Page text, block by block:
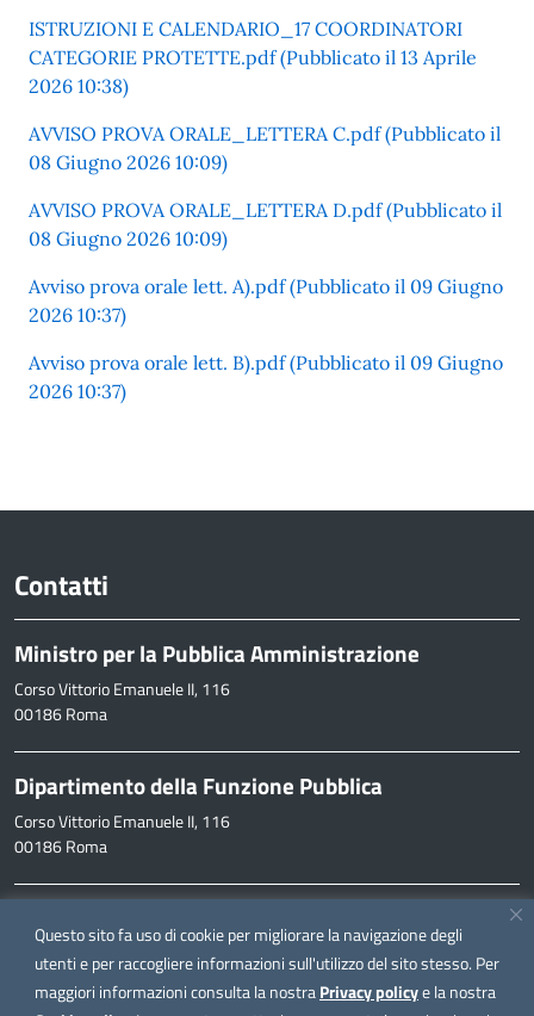
Questo sito fa uso di cookie per migliorare la navigazione degli
utenti e per raccogliere informazioni sull'utilizzo del sito stesso. Per
maggiori informazioni consulta la nostraPrivacy policye la nostra
ISTRUZIONI E CALENDARIO_17 COORDINATORI
CATEGORIE PROTETTE.pdf (Pubblicato il 13 Aprile
2026 10:38)
AVVISO PROVA ORALE_LETTERA C.pdf (Pubblicato il
08 Giugno 2026 10:09)
AVVISO PROVA ORALE_LETTERA D.pdf (Pubblicato il
08 Giugno 2026 10:09)
Avviso prova orale lett. A).pdf (Pubblicato il 09 Giugno
2026 10:37)
Avviso prova orale lett. B).pdf (Pubblicato il 09 Giugno
2026 10:37)
Contatti
Ministro per la Pubblica Amministrazione
Corso Vittorio Emanuele II, 116
00186 Roma
Dipartimento della Funzione Pubblica
Corso Vittorio Emanuele II, 116
00186 Roma
inpa@funzionepubblica.it
FAQ